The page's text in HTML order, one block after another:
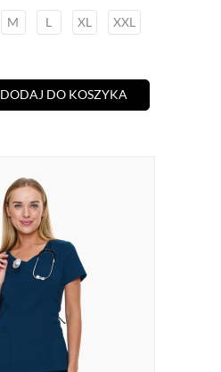
M L XL XXL
DODAJ DO KOSZYKA